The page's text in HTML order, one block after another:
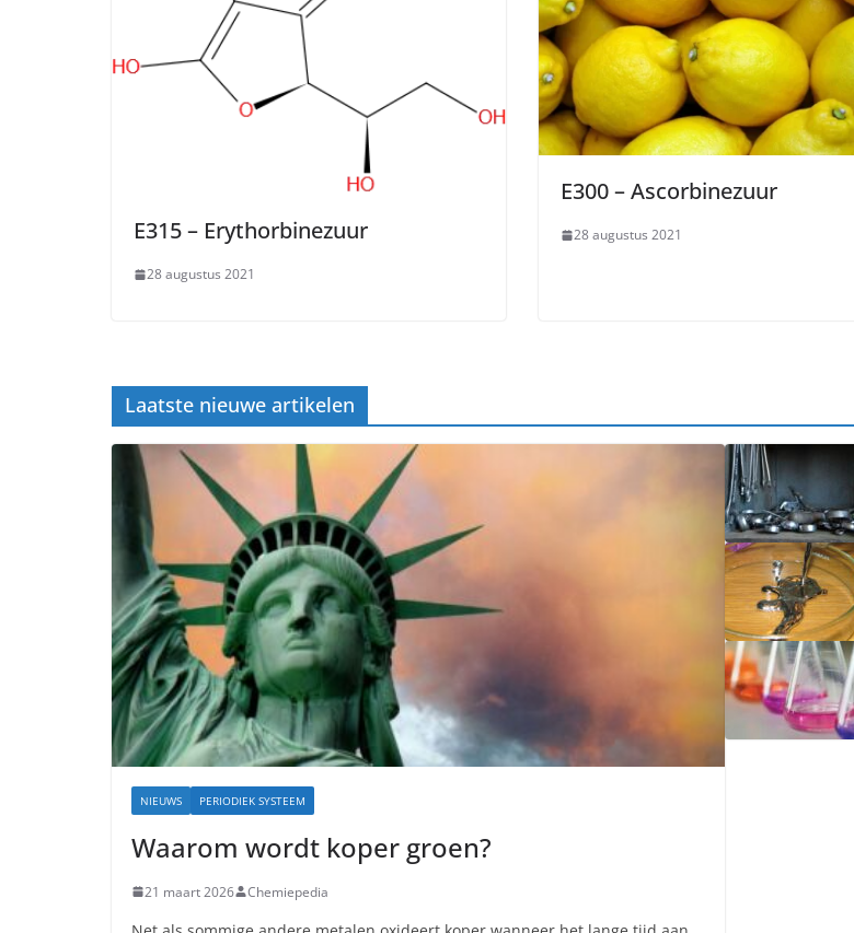
E315 – Erythorbinezuur
28 augustus 2021
E300 – Ascorbinezuur
28 augustus 2021
Laatste nieuwe artikelen
NIEUWS PERIODIEK SYSTEEM
Waarom wordt koper groen?
21 maart 2026 Chemiepedia